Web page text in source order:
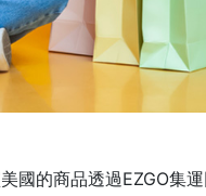
國的商品透過EZGO集